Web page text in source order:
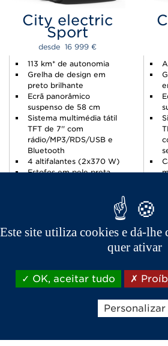
City electric
Sport
desde 16 999 €
113 km* de autonomia
Grelha de design em
preto brilhante
Ecrã panorâmico
suspenso de 58 cm
Sistema multimédia tátil
TFT de 7'' com
rádio/MP3/RDS/USB e
Bluetooth
4 altifalantes (2x370 W)
Estofos em pele preta
Jantes de liga leve de 15''
Este site utiliza cookies e dá-lhe
quer ativar
OK, aceitar tudo
Personalizar